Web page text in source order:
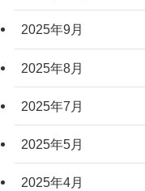
2025年9月
2025年8月
2025年7月
2025年5月
2025年4月